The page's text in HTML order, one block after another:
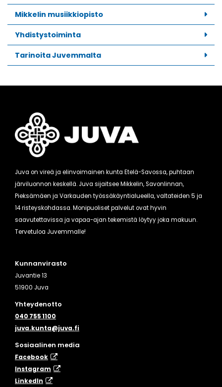
Mikkelin musiikkiopisto
Yhdistystoiminta
Tarinoita Juvemmalta
Juva on vireä ja elinvoimainen kunta Etelä-Savossa, puhtaan
järviluonnon keskellä. Juva sijaitsee Mikkelin, Savonlinnan,
Pieksämäen ja Varkauden työssäkäyntialueella, valtateiden 5 ja
14 risteyskohdassa. Monipuoliset palvelut ovat hyvin
saavutettavissa ja vapaa-ajan tekemistä löytyy joka makuun.
Tervetuloa Juvemmalle!
Kunnanvirasto
Juvantie 13
51900 Juva
Yhteydenotto
040 755 1100
juva.kunta@juva.fi
Sosiaalinen media
Facebook
Instagram
​LinkedIn